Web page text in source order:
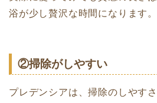
浴が少し贅沢な時間になります。
②掃除がしやすい
プレデンシアは、掃除のしやす